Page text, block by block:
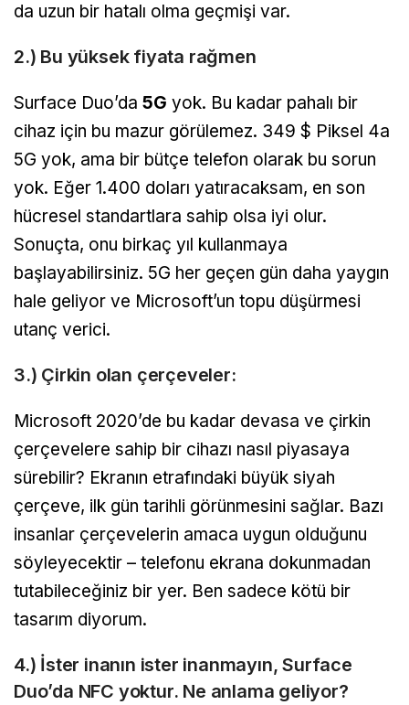
da uzun bir hatalı olma geçmişi var.
2.) Bu yüksek fiyata rağmen
Surface Duo’da 5G yok. Bu kadar pahalı bir
cihaz için bu mazur görülemez. 349 $ Piksel 4a
5G yok, ama bir bütçe telefon olarak bu sorun
yok. Eğer 1.400 doları yatıracaksam, en son
hücresel standartlara sahip olsa iyi olur.
Sonuçta, onu birkaç yıl kullanmaya
başlayabilirsiniz. 5G her geçen gün daha yaygın
hale geliyor ve Microsoft’un topu düşürmesi
utanç verici.
3.) Çirkin olan çerçeveler:
Microsoft 2020’de bu kadar devasa ve çirkin
çerçevelere sahip bir cihazı nasıl piyasaya
sürebilir? Ekranın etrafındaki büyük siyah
çerçeve, ilk gün tarihli görünmesini sağlar. Bazı
insanlar çerçevelerin amaca uygun olduğunu
söyleyecektir – telefonu ekrana dokunmadan
tutabileceğiniz bir yer. Ben sadece kötü bir
tasarım diyorum.
4.) İster inanın ister inanmayın, Surface
Duo’da NFC yoktur. Ne anlama geliyor?